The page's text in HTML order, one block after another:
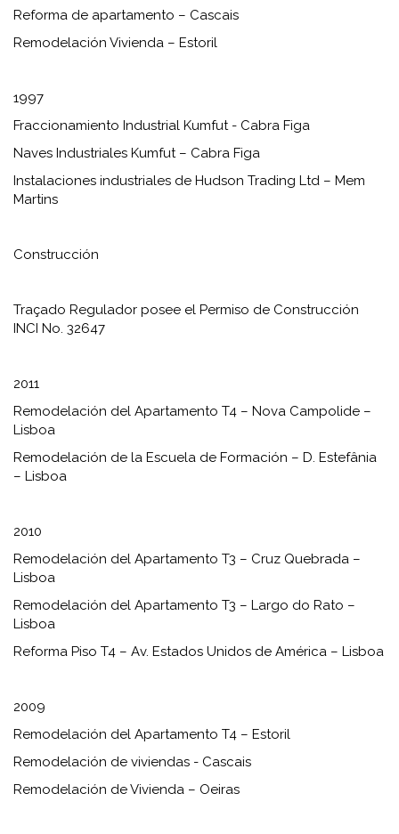
Reforma de apartamento – Cascais
Remodelación Vivienda – Estoril
1997
Fraccionamiento Industrial Kumfut - Cabra Figa
Naves Industriales Kumfut – Cabra Figa
Instalaciones industriales de Hudson Trading Ltd – Mem
Martins
Construcción
Traçado Regulador posee el Permiso de Construcción
INCI No. 32647
2011
Remodelación del Apartamento T4 – Nova Campolide –
Lisboa
Remodelación de la Escuela de Formación – D. Estefânia
– Lisboa
2010
Remodelación del Apartamento T3 – Cruz Quebrada –
Lisboa
Remodelación del Apartamento T3 – Largo do Rato –
Lisboa
Reforma Piso T4 – Av. Estados Unidos de América – Lisboa
2009
Remodelación del Apartamento T4 – Estoril
Remodelación de viviendas - Cascais
Remodelación de Vivienda – Oeiras